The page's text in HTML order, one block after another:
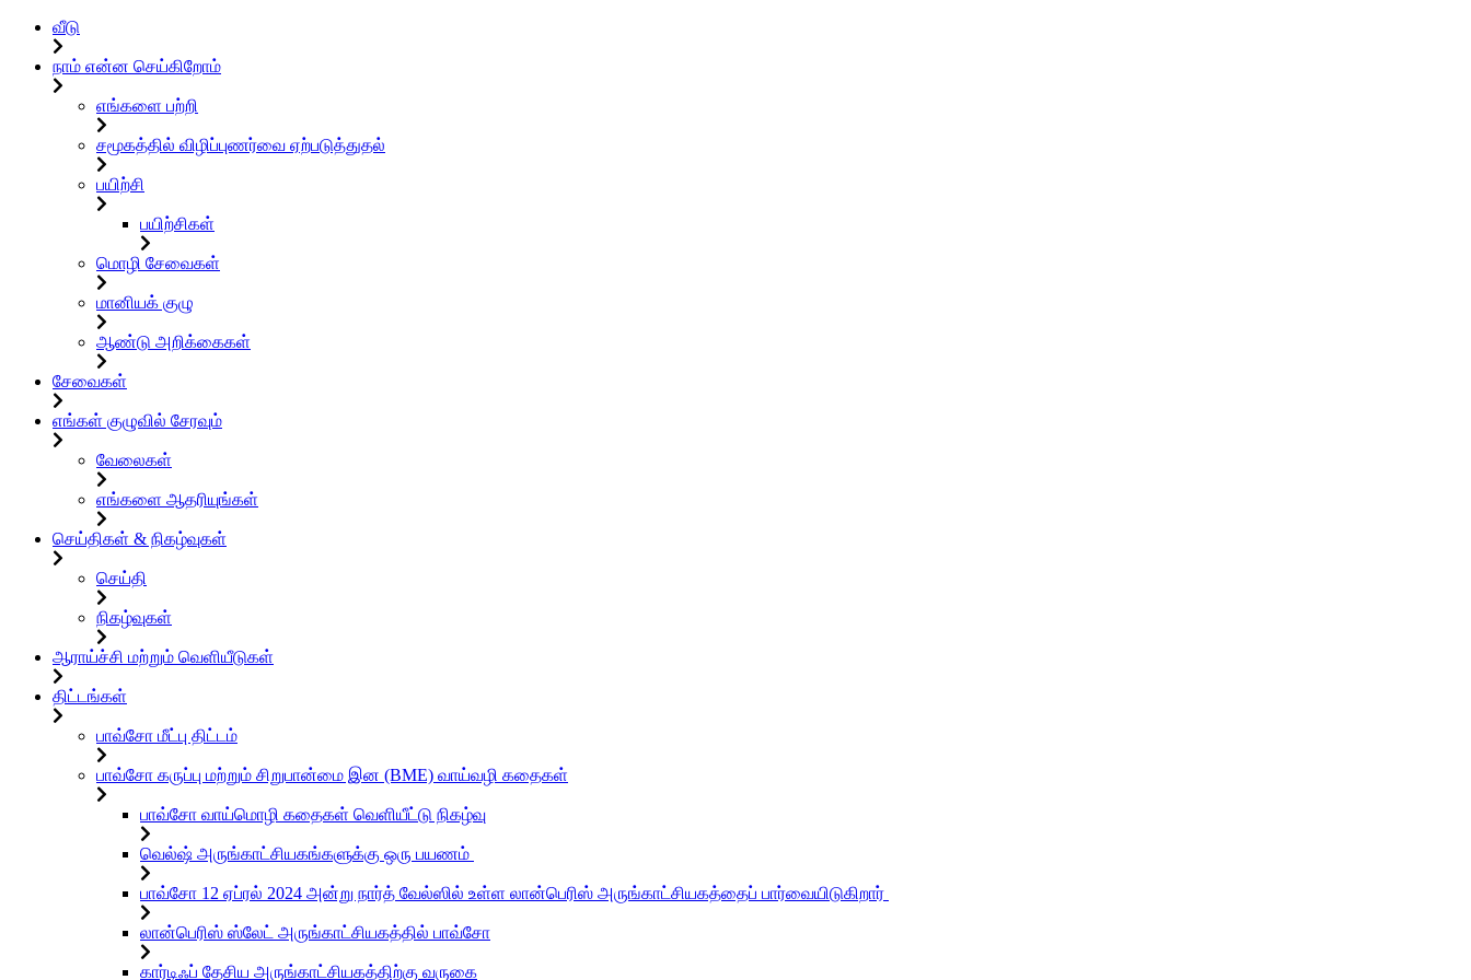
வீடு
நாம் என்ன செய்கிறோம்
எங்களை பற்றி
சமூகத்தில் விழிப்புணர்வை ஏற்படுத்துதல்
பயிற்சி
பயிற்சிகள்
மொழி சேவைகள்
மானியக் குழு
ஆண்டு அறிக்கைகள்
சேவைகள்
எங்கள் குழுவில் சேரவும்
வேலைகள்
எங்களை ஆதரியுங்கள்
செய்திகள் & நிகழ்வுகள்
செய்தி
நிகழ்வுகள்
ஆராய்ச்சி மற்றும் வெளியீடுகள்
திட்டங்கள்
பாவ்சோ மீட்பு திட்டம்
பாவ்சோ கருப்பு மற்றும் சிறுபான்மை இன (BME) வாய்வழி கதைகள்
பாவ்சோ வாய்மொழி கதைகள் வெளியீட்டு நிகழ்வு
வெல்ஷ் அருங்காட்சியகங்களுக்கு ஒரு பயணம்
பாவ்சோ 12 ஏப்ரல் 2024 அன்று நார்த் வேல்ஸில் உள்ள லான்பெரிஸ் அருங்காட்சியகத்தைப் பார்வையிடுகிறார்
லான்பெரிஸ் ஸ்லேட் அருங்காட்சியகத்தில் பாவ்சோ
கார்டிஃப் தேசிய அருங்காட்சியகத்திற்கு வருகை